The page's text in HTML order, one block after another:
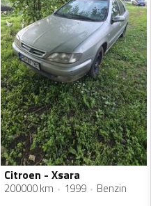
Citroen - Xsara
200000 km 1999 Benzin